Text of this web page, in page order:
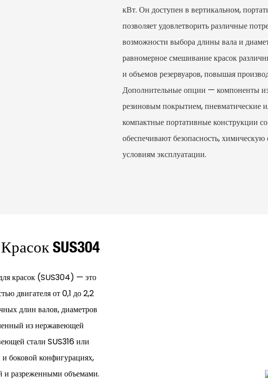
кВт. Он доступен в вертикальном,
позволяет удовлетворить различные
возможности выбора длины вала и
равномерное смешивание красок
и объемов резервуаров, повышая
Дополнительные опции — компоненты
резиновым покрытием, пневматические
компактные портативные конструкции
обеспечивают безопасность,
условиям эксплуатации.
SUS304
красок (SUS304) — это
двигателя от 0,1 до 2,2
длин валов, диаметров
из нержавеющей
стали SUS316 или
боковой конфигурациях,
и разреженными объемами.